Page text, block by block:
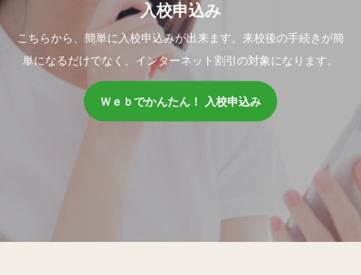
入校申込み
こちらから、簡単に入校申込みが出来ます。来校後の手続きが簡
単になるだけでなく、インターネット割引の対象になります。
Ｗｅｂでかんたん！ 入校申込み